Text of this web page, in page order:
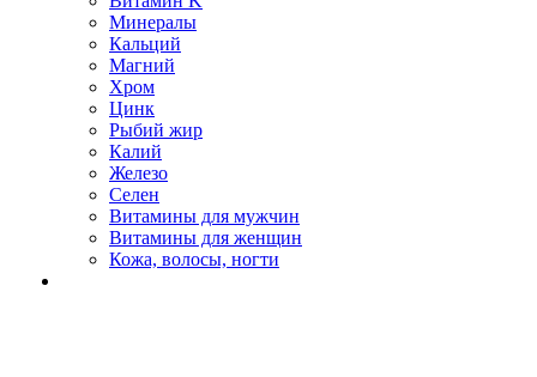
Минералы
Кальций
Магний
Хром
Цинк
Рыбий жир
Калий
Железо
Селен
Витамины для мужчин
Витамины для женщин
Кожа, волосы, ногти